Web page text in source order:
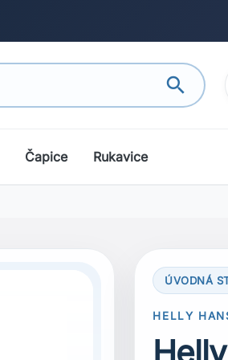
search
Čapice Rukavice
ÚVODNÁ
HELLY